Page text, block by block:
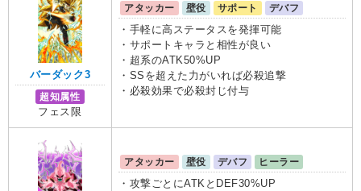
バーダック3
超知属性
フェス限
アタッカー 壁役 サポート
デバフ
・手軽に高ステータスを発揮可能
・サポートキャラと相性が良い
・超系のATK50%UP
・SSを超えた力がいれば必殺追撃
・必殺効果で必殺封じ付与
アタッカー 壁役 デバフ
ヒーラー
・攻撃ごとにATKとDEF30%UP